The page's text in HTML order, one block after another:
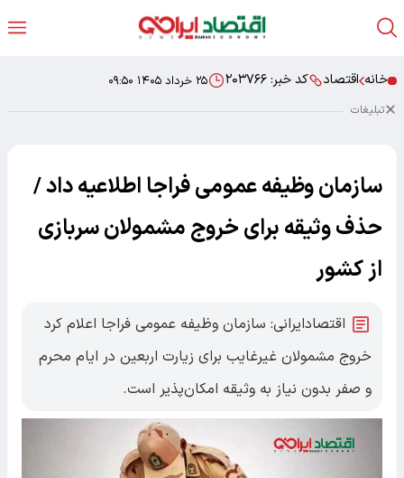
خانه اقتصاد کد خبر: ۲۰۳۷۶۶ ۲۵ خرداد ۱۴۰۵ ۰۹:۵۰
تبلیغات
سازمان وظیفه عمومی فراجا اطلاعیه داد /
حذف وثیقه برای خروج مشمولان سربازی
از کشور
اقتصادایرانی: سازمان وظیفه عمومی فراجا اعلام کرد
خروج مشمولان غیرغایب برای زیارت اربعین در ایام محرم
و صفر بدون نیاز به وثیقه امکان‌پذیر است.